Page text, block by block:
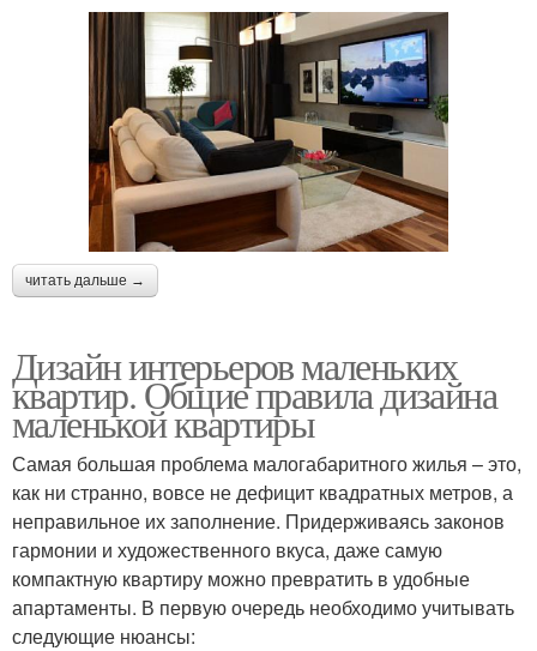
читать дальше →
Дизайн интерьеров маленьких
квартир. Общие правила дизайна
маленькой квартиры
Самая большая проблема малогабаритного жилья – это,
как ни странно, вовсе не дефицит квадратных метров, а
неправильное их заполнение. Придерживаясь законов
гармонии и художественного вкуса, даже самую
компактную квартиру можно превратить в удобные
апартаменты. В первую очередь необходимо учитывать
следующие нюансы: